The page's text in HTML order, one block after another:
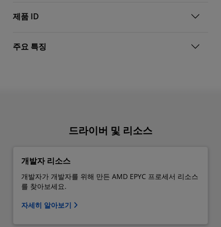
제품 ID
주요 특징
드라이버 및 리소스
개발자 리소스
개발자가 개발자를 위해 만든 AMD EPYC 프로세서 리소스
를 찾아보세요.
자세히 알아보기